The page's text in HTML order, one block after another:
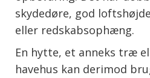
skydedøre, god
eller redskabsophæng.
En hytte, et anneks træ
havehus kan derimod